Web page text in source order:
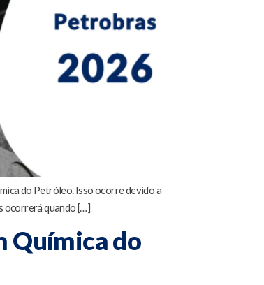
do Petróleo. Isso ocorre devido a
ocorrerá quando […]
Química do